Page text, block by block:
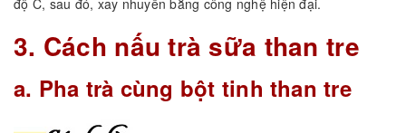
3. Cách nấu trà sữa than tre
a. Pha trà cùng bột tinh than tre